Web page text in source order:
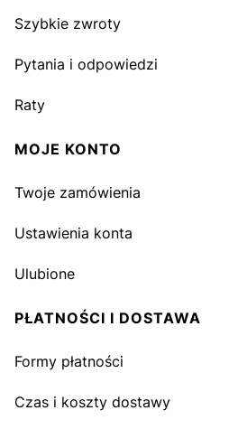
Szybkie zwroty
Pytania i odpowiedzi
Raty
MOJE KONTO
Twoje zamówienia
Ustawienia konta
Ulubione
PŁATNOŚCI I DOSTAWA
Formy płatności
Czas i koszty dostawy